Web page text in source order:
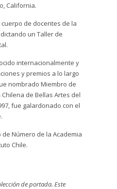
California.
de docentes de la
un Taller de
internacionalmente y
y premios a lo largo
nombrado Miembro de
de Bellas Artes del
fue galardonado con el
Número de la Academia
Chile.
de portada. Este